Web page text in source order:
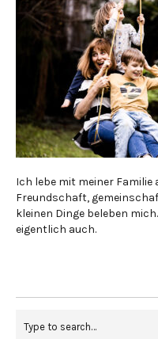
Ich lebe mit meiner Familie
Freundschaft,
kleinen Dinge beleben
eigentlich auch.